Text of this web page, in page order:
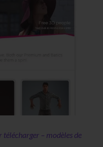
– modèles de